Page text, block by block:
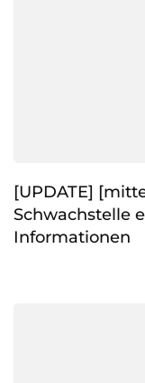
[UPDATE]
Schwachstelle
Informationen